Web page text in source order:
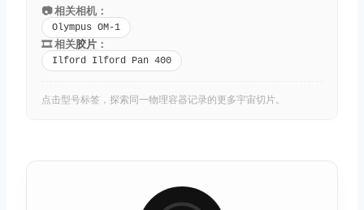
📷 相关相机：
Olympus OM-1
🎞️ 相关胶片 ：
Ilford Ilford Pan 400
点击型号标签，探索同一物理容器记录的更多宇宙切片。